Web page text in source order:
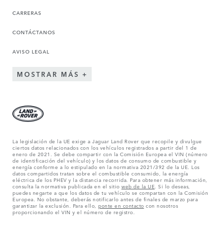
CARRERAS
CONTÁCTANOS
AVISO LEGAL
MOSTRAR MÁS
La legislación de la UE exige a Jaguar Land Rover que recopile y divulgue
ciertos datos relacionados con los vehículos registrados a partir del 1 de
enero de 2021. Se debe compartir con la Comisión Europea el VIN (número
de identificación del vehículo) y los datos de consumo de combustible y
energía conforme a lo estipulado en la normativa 2021/392 de la UE. Los
datos compartidos tratan sobre el combustible consumido, la energía
eléctrica de los PHEV y la distancia recorrida. Para obtener más información,
consulta la normativa publicada en el sitio web de la UE . Si lo deseas,
puedes negarte a que los datos de tu vehículo se compartan con la Comisión
Europea. No obstante, deberás notificarlo antes de finales de marzo para
garantizar la exclusión. Para ello, ponte en contacto con nosotros
proporcionando el VIN y el número de registro.